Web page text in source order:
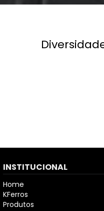
INSTITUCIONAL
Home
KFerros
Produtos